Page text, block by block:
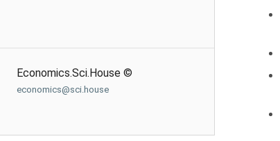
Economics.Sci.House ©
economics@sci.house